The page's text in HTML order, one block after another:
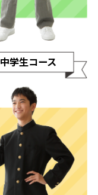
中学生コース